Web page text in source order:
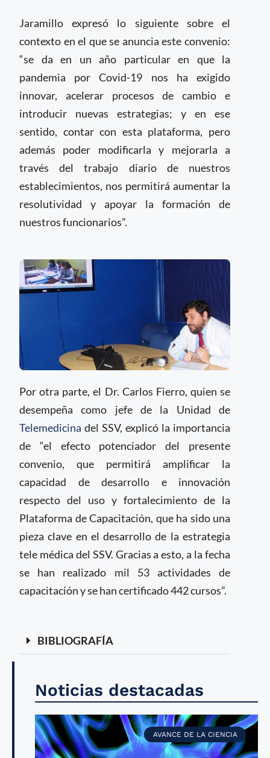
Jaramillo expresó lo siguiente sobre el
contexto en el que se anuncia este convenio:
“se da en un año particular en que la
pandemia por Covid-19 nos ha exigido
innovar, acelerar procesos de cambio e
introducir nuevas estrategias; y en ese
sentido, contar con esta plataforma, pero
además poder modificarla y mejorarla a
través del trabajo diario de nuestros
establecimientos, nos permitirá aumentar la
resolutividad y apoyar la formación de
nuestros funcionarios”.
Por otra parte, el Dr. Carlos Fierro, quien se
desempeña como jefe de la Unidad de
Telemedicina del SSV, explicó la importancia
de “el efecto potenciador del presente
convenio, que permitirá amplificar la
capacidad de desarrollo e innovación
respecto del uso y fortalecimiento de la
Plataforma de Capacitación, que ha sido una
pieza clave en el desarrollo de la estrategia
tele médica del SSV. Gracias a esto, a la fecha
se han realizado mil 53 actividades de
capacitación y se han certificado 442 cursos”.
BIBLIOGRAFÍA
Noticias destacadas
AVANCE DE LA CIENCIA